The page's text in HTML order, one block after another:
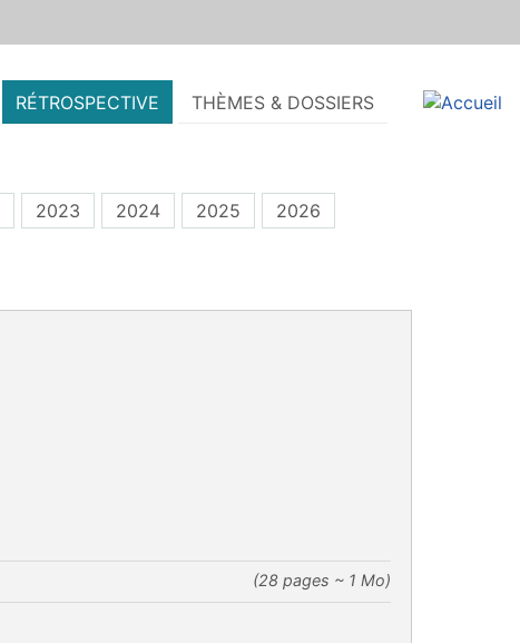
RÉTROSPECTIVE THÈMES & DOSSIERS
2023 2024 2025 2026
(28 pages ~ 1 Mo)